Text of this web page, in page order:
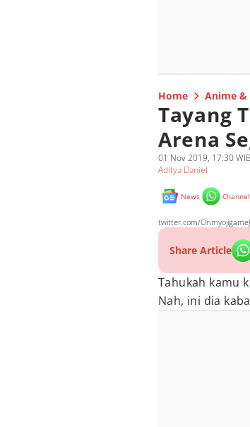
Home Anime &
Tayang
Arena
01 Nov 2019, 17:30 WIB
Aditya Daniel
News Channel
twitter.com/
Share Article
Tahukah kamu
Nah, ini dia